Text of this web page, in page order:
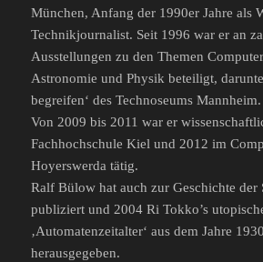
München, Anfang der 1990er Jahre als
Technikjournalist. Seit 1996 war er an
Ausstellungen zu den Themen
Astronomie und Physik beteiligt,
begreifen‘ des Technoseums Mannheim.
Von 2009 bis 2011 war er
Fachhochschule Kiel und 2012 im
Hoyerswerda tätig.
Ralf Bülow hat auch zur Geschichte der
publiziert und 2004 Ri Tokko’s
‚Automatenzeitalter‘ aus dem Jahre
herausgegeben.